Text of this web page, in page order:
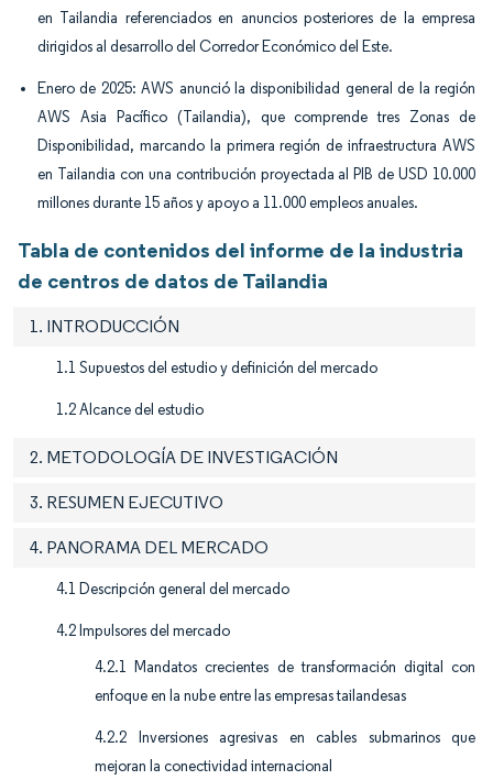
en Tailandia referenciados en anuncios posteriores de la empresa
dirigidos al desarrollo del Corredor Económico del Este.
Enero de 2025: AWS anunció la disponibilidad general de la región
AWS Asia Pacífico (Tailandia), que comprende tres Zonas de
Disponibilidad, marcando la primera región de infraestructura AWS
en Tailandia con una contribución proyectada al PIB de USD 10.000
millones durante 15 años y apoyo a 11.000 empleos anuales.
Tabla de contenidos del informe de la industria
de centros de datos de Tailandia
1. INTRODUCCIÓN
1.1 Supuestos del estudio y definición del mercado
1.2 Alcance del estudio
2. METODOLOGÍA DE INVESTIGACIÓN
3. RESUMEN EJECUTIVO
4. PANORAMA DEL MERCADO
4.1 Descripción general del mercado
4.2 Impulsores del mercado
4.2.1 Mandatos crecientes de transformación digital con
enfoque en la nube entre las empresas tailandesas
4.2.2 Inversiones agresivas en cables submarinos que
mejoran la conectividad internacional